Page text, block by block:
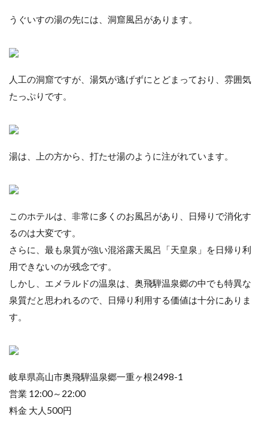
うぐいすの湯の先には、洞窟風呂があります。
人工の洞窟ですが、湯気が逃げずにとどまっており、雰囲気
たっぷりです。
湯は、上の方から、打たせ湯のように注がれています。
このホテルは、非常に多くのお風呂があり、日帰りで消化す
るのは大変です。
さらに、最も泉質が強い混浴露天風呂「天皇泉」を日帰り利
用できないのが残念です。
しかし、エメラルドの温泉は、奥飛騨温泉郷の中でも特異な
泉質だと思われるので、日帰り利用する価値は十分にありま
す。
岐阜県高山市奥飛騨温泉郷一重ヶ根2498-1
営業 12:00～22:00
料金 大人500円